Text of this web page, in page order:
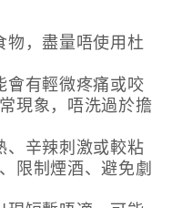
物，盡量唔使用杜
會有輕微疼痛或咬
現象，唔洗過於擔
、辛辣刺激或較粘
限制煙酒、避免劇